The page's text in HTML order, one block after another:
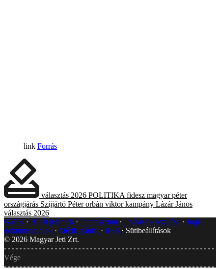
Forrás
választás 2026 POLITIKA fidesz magyar péter
országjárás Szijjártó Péter orbán viktor kampány Lázár János
választás 2026
GYIK
Hibát jelentek Impresszum Javítások kezelése
Jogi
dokumentumok
Médiaajánlat RSS
Sütibeállítások
© 2026 Magyar Jeti Zrt.
Vége